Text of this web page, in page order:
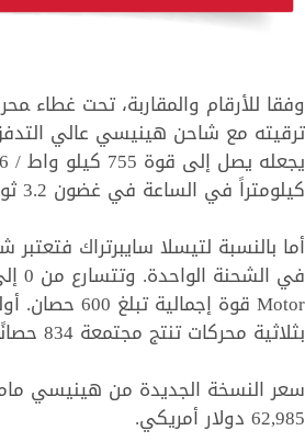
كيلومتراً في الساعة ﻓﻲ ﻏﻀﻮﻥ 3.2 ﺛﻮﺍﻥ.
ﺑﺜﻼﺛﻴﺔ ﻣﺤﺮﻛﺎﺕ ﺗﻨﺘﺞ ﻣﺠﺘﻤﻌﺔ 834 ﺣﺼﺎﻧًﺎ.
62,985 ﺩﻭﻻﺭ أمريكي.